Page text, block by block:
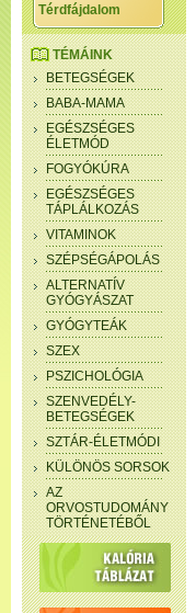
Térdfájdalom
TÉMÁINK
BETEGSÉGEK
BABA-MAMA
EGÉSZSÉGES
ÉLETMÓD
FOGYÓKÚRA
EGÉSZSÉGES
TÁPLÁLKOZÁS
VITAMINOK
SZÉPSÉGÁPOLÁS
ALTERNATÍV
GYÓGYÁSZAT
GYÓGYTEÁK
SZEX
PSZICHOLÓGIA
SZENVEDÉLY-
BETEGSÉGEK
SZTÁR-ÉLETMÓDI
KÜLÖNÖS SORSOK
AZ
ORVOSTUDOMÁNY
TÖRTÉNETÉBŐL